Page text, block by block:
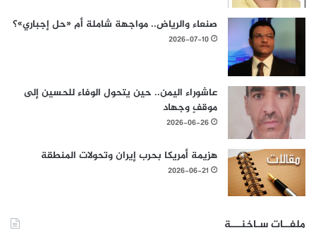
صنعاء والرياض.. مواجهة شاملة أم «حل إجباري»؟
2026-07-10
عاشوراء اليمن.. حين يتحول الوفاء للحسين إلى
موقفٍ وجهاد
2026-06-26
هزيمة أمريكا بحرب إيران وتحولات المنطقة
2026-06-21
ملفــات سـاخنـــة